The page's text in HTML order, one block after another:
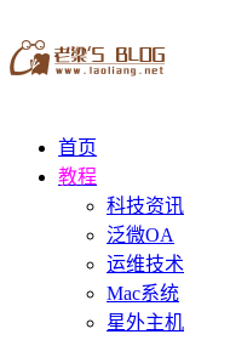
首页
教程
科技资讯
泛微OA
运维技术
Mac系统
星外主机